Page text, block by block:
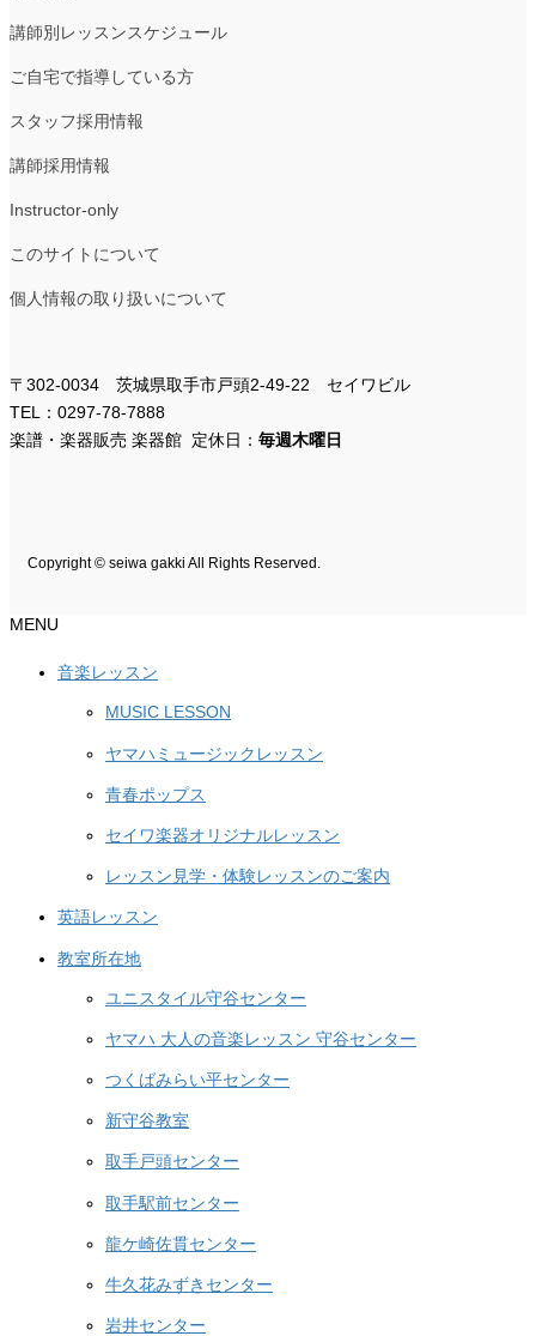
講師別レッスンスケジュール
ご自宅で指導している方
スタッフ採用情報
講師採用情報
Instructor-only
このサイトについて
個人情報の取り扱いについて
〒302-0034 茨城県取手市戸頭2-49-22 セイワビル
TEL：0297-78-7888
楽譜・楽器販売 楽器館 定休日： 毎週木曜日
Copyright © seiwa gakki All Rights Reserved.
MENU
音楽レッスン
MUSIC LESSON
ヤマハミュージックレッスン
青春ポップス
セイワ楽器オリジナルレッスン
レッスン見学・体験レッスンのご案内
英語レッスン
教室所在地
ユニスタイル守谷センター
ヤマハ 大人の音楽レッスン 守谷センター
つくばみらい平センター
新守谷教室
取手戸頭センター
取手駅前センター
龍ケ崎佐貫センター
牛久花みずきセンター
岩井センター